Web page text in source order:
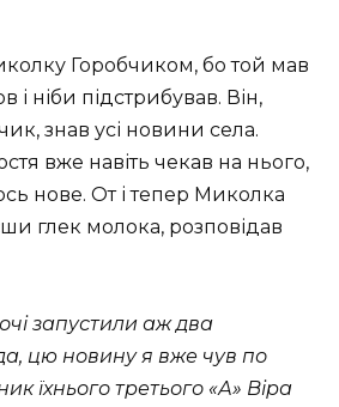
Горобчиком, бо той мав
і ніби підстрибував. Він,
знав усі новини села.
вже навіть чекав на нього,
нове. От і тепер Миколка
глек молока, розповідав
запустили аж два
цю новину я вже чув по
їхнього третього «А» Віра